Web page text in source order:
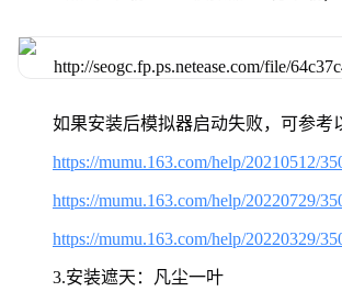
如果安装后模拟器启动失败，可参考
https://mumu.163.com/help/20210512/
https://mumu.163.com/help/20220729/
https://mumu.163.com/help/20220329/
3.安装遮天：凡尘一叶